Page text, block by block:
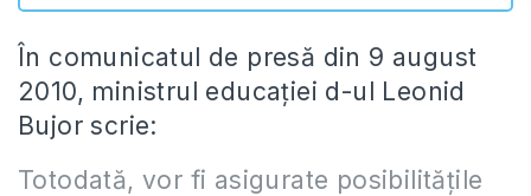
În comunicatul de presă din 9 august
2010, ministrul educaţiei d-ul Leonid
Bujor scrie:
Totodată, vor fi asigurate posibilităţile